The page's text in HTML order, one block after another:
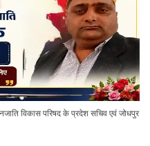
विकास परिषद के प्रदेश सचिव एवं जोधपुर